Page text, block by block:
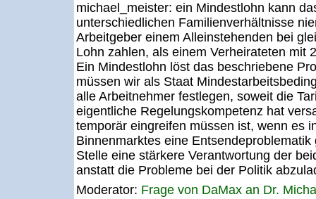
michael_meister: ein Mindestlohn kann
unterschiedlichen Familienverhältnisse
Arbeitgeber einem Alleinstehenden bei
Lohn zahlen, als einem Verheirateten mit
Ein Mindestlohn löst das beschriebene
müssen wir als Staat
alle Arbeitnehmer festlegen, soweit die
eigentliche Regelungskompetenz hat
temporär eingreifen müssen ist, wenn es
Binnenmarktes eine
Stelle eine stärkere Verantwortung der
anstatt die Probleme bei der Politik
Moderator: Frage von DaMax an Dr.